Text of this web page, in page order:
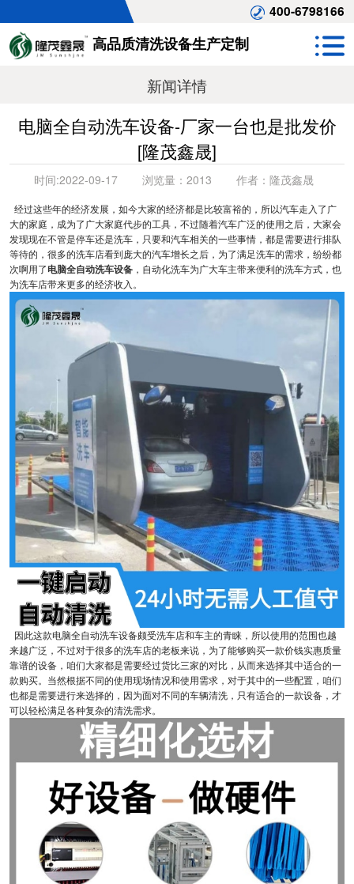
400-6798166
高品质清洗设备生产定制
新闻详情
电脑全自动洗车设备-厂家一台也是批发价
[隆茂鑫晟]
时间:2022-09-17 浏览量： 2013 作者： 隆茂鑫晟
经过这些年的经济发展，如今大家的经济都是比较富裕的，所以汽车走入了广
大的家庭，成为了广大家庭代步的工具，不过随着汽车广泛的使用之后，大家会
发现现在不管是停车还是洗车，只要和汽车相关的一些事情，都是需要进行排队
等待的，很多的洗车店看到庞大的汽车增长之后，为了满足洗车的需求，纷纷都
次啊用了电脑全自动洗车设备，自动化洗车为广大车主带来便利的洗车方式，也
为洗车店带来更多的经济收入。
因此这款电脑全自动洗车设备颇受洗车店和车主的青睐，所以使用的范围也越
来越广泛，不过对于很多的洗车店的老板来说，为了能够购买一款价钱实惠质量
靠谱的设备，咱们大家都是需要经过货比三家的对比，从而来选择其中适合的一
款购买。当然根据不同的使用现场情况和使用需求，对于其中的一些配置，咱们
也都是需要进行来选择的，因为面对不同的车辆清洗，只有适合的一款设备，才
可以轻松满足各种复杂的清洗需求。